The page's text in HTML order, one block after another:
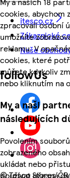
cookies, abychom
zpracovali osobní
umožníte
reklamu. V
cookies, které
můžete kdykoliv
nebo kliknutím na
My a naši
následujících
Povolením
zobrazeného
ukládat nebo
používat přesná
itesco.cz
Zákaznické
Naše
followUs
©Tesco Stores